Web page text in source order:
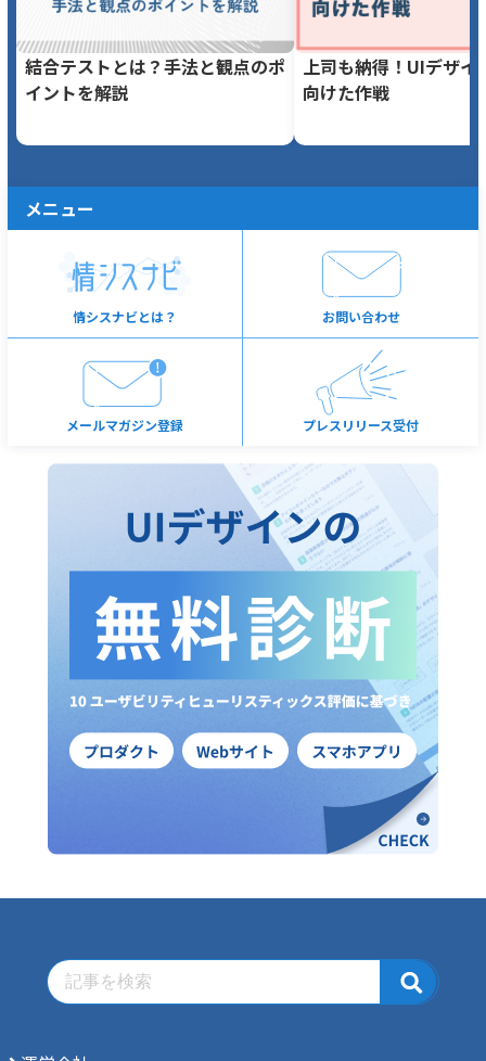
結合テストとは？手法と観点のポ
イントを解説
上司も納得！UIデザイ
向けた作戦
メニュー
情シスナビとは？ お問い合わせ
メールマガジン登録 プレスリリース受付